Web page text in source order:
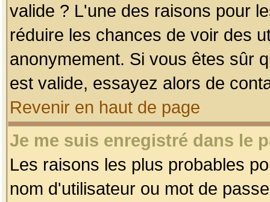
valide ? L'une des raisons pour
réduire les chances de voir des
anonymement. Si vous êtes sûr
est valide, essayez alors de
Revenir en haut de page
Je me suis enregistré dans le
Les raisons les plus probables
nom d'utilisateur ou mot de